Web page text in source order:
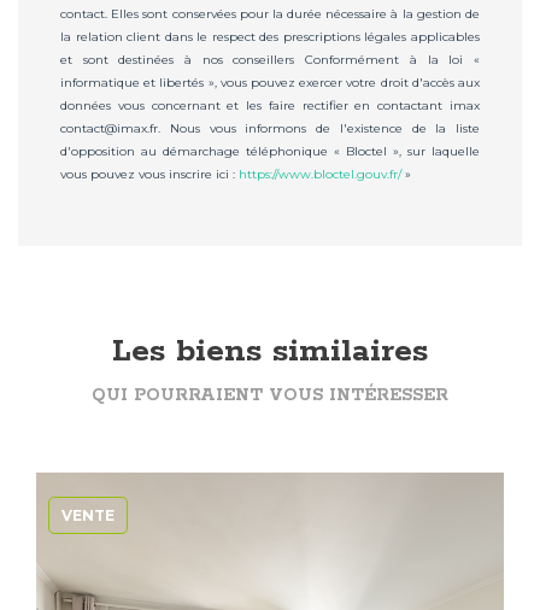
contact. Elles sont conservées pour la durée nécessaire à la gestion de
la relation client dans le respect des prescriptions légales applicables
et sont destinées à nos conseillers Conformément à la loi «
informatique et libertés », vous pouvez exercer votre droit d'accès aux
données vous concernant et les faire rectifier en contactant imax
contact@imax.fr. Nous vous informons de l'existence de la liste
d'opposition au démarchage téléphonique « Bloctel », sur laquelle
vous pouvez vous inscrire ici : https://www.bloctel.gouv.fr/»
Les biens similaires
QUI POURRAIENT VOUS INTÉRESSER
VENTE